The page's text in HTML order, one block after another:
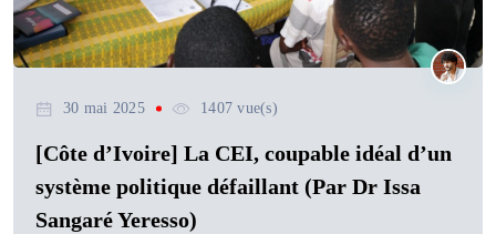
30 mai 2025 1407 vue(s)
[Côte d’Ivoire] La CEI, coupable idéal d’un
système politique défaillant (Par Dr Issa
Sangaré Yeresso)